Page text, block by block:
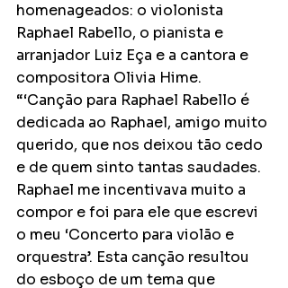
homenageados: o violonista
Raphael Rabello, o pianista e
arranjador Luiz Eça e a cantora e
compositora Olivia Hime.
“‘Canção para Raphael Rabello é
dedicada ao Raphael, amigo muito
querido, que nos deixou tão cedo
e de quem sinto tantas saudades.
Raphael me incentivava muito a
compor e foi para ele que escrevi
o meu ‘Concerto para violão e
orquestra’. Esta canção resultou
do esboço de um tema que